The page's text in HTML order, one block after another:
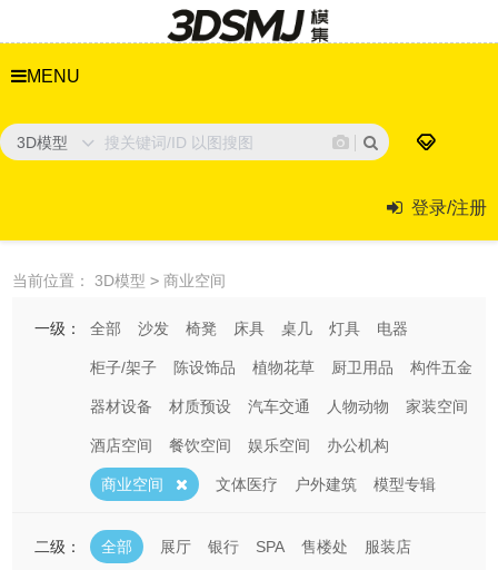
MENU
3D模型
登录/注册
当前位置： 3D模型 > 商业空间
一级： 全部 沙发 椅凳 床具 桌几 灯具 电器
柜子/架子 陈设饰品 植物花草 厨卫用品 构件五金
器材设备 材质预设 汽车交通 人物动物 家装空间
酒店空间 餐饮空间 娱乐空间 办公机构
商业空间 文体医疗 户外建筑 模型专辑
二级： 全部 展厅 银行 SPA 售楼处 服装店